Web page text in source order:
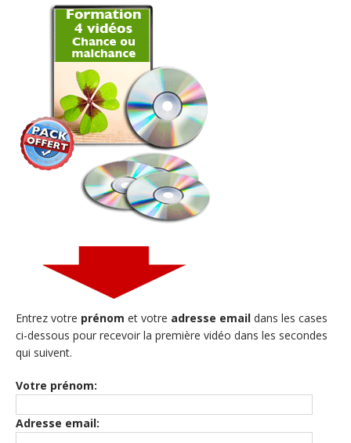
Entrez votre prénom et votre adresse email dans les cases
ci-dessous pour recevoir la première vidéo dans les secondes
qui suivent.
Votre prénom:
Adresse email: